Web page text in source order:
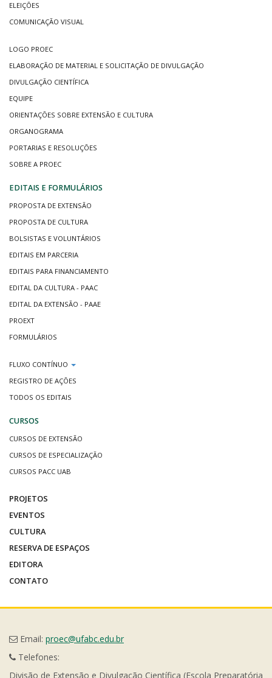
ELEIÇÕES
COMUNICAÇÃO VISUAL
LOGO PROEC
ELABORAÇÃO DE MATERIAL E SOLICITAÇÃO DE DIVULGAÇÃO
DIVULGAÇÃO CIENTÍFICA
EQUIPE
ORIENTAÇÕES SOBRE EXTENSÃO E CULTURA
ORGANOGRAMA
PORTARIAS E RESOLUÇÕES
SOBRE A PROEC
EDITAIS E FORMULÁRIOS
PROPOSTA DE EXTENSÃO
PROPOSTA DE CULTURA
BOLSISTAS E VOLUNTÁRIOS
EDITAIS EM PARCERIA
EDITAIS PARA FINANCIAMENTO
EDITAL DA CULTURA - PAAC
EDITAL DA EXTENSÃO - PAAE
PROEXT
FORMULÁRIOS
FLUXO CONTÍNUO
REGISTRO DE AÇÕES
TODOS OS EDITAIS
CURSOS
CURSOS DE EXTENSÃO
CURSOS DE ESPECIALIZAÇÃO
CURSOS PACC UAB
PROJETOS
EVENTOS
CULTURA
RESERVA DE ESPAÇOS
EDITORA
CONTATO
Email: proec@ufabc.edu.br
Telefones:
Divisão de Extensão e Divulgação Científica (Escola Preparatória